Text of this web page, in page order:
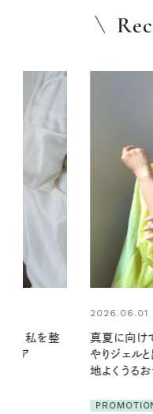
が香るひん
い季節に心
2026.06.01
お出かけ前
の一日。汗
に過ごす私